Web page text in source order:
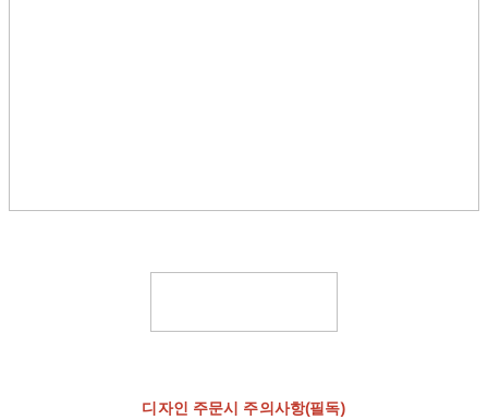
디자인 주문시 주의사항(필독)